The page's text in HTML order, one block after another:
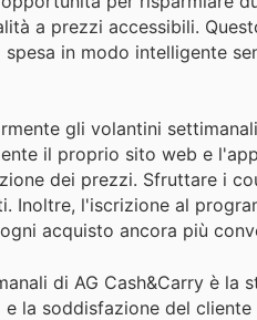
a prezzi accessibili.
in modo intelligente
gli volantini
il proprio sito web e
dei prezzi. Sfruttare i
Inoltre, l'iscrizione al
acquisto ancora più
di AG Cash&Carry è la
la soddisfazione del